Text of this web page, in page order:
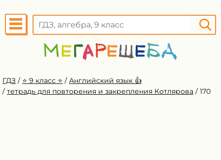
ГДЗ / ⭐️ 9 класс ⭐️ / Английский язык 👍
/ тетрадь для повторения и закрепления Котлярова / 170